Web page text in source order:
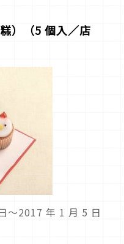
）（5 個入／店
～2017 年 1 月 5 日